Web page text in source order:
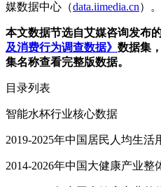
媒数据中心（data.iimedia.cn）。
本文数据节选自艾媒咨询发布
及消费行为调查数据》 数据集
集名称查看完整版数据。
目录列表
智能水杯行业核心数据
2019-2025年中国居民人均生
2014-2026年中国大健康产业整